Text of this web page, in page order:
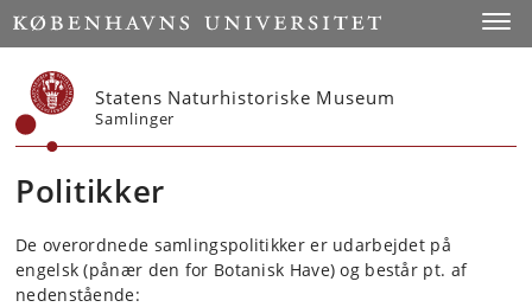
Start
Statens Naturhistoriske Museum
Samlinger
Politikker
De overordnede samlingspolitikker er udarbejdet på
engelsk (pånær den for Botanisk Have) og består pt. af
nedenstående: